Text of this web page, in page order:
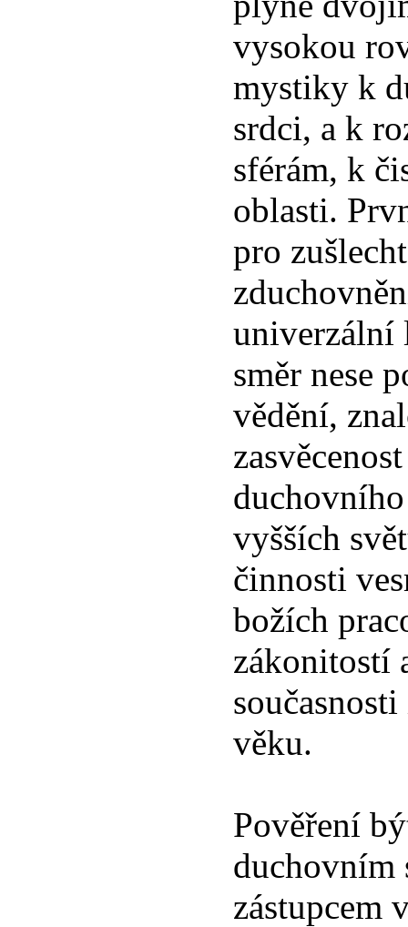
vysokou
mystiky k
srdci, a k
sférám, k
oblasti.
pro
univerzální
směr nese
vědění,
vyšších
činnosti
božích
zákonitostí
věku.
Pověření
duchovním
zástupcem